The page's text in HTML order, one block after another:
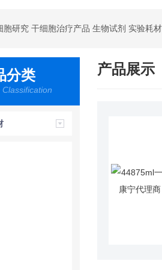
胞研究 干细胞治疗产品 生物试剂 实验耗
分类 产品展示